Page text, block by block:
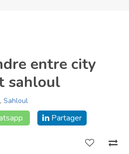
entre city
sahloul
, Sahloul
Partager